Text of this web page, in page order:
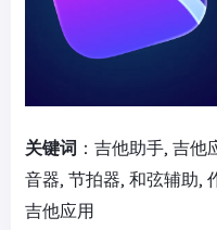
关键词 ：吉他助手, 吉
音器, 节拍器, 和弦辅助,
吉他应用